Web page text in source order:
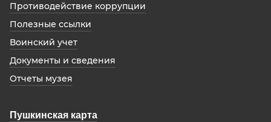
Противодействие коррупции
Полезные ссылки
Воинский учет
Документы и сведения
Отчеты музея
Пушкинская карта